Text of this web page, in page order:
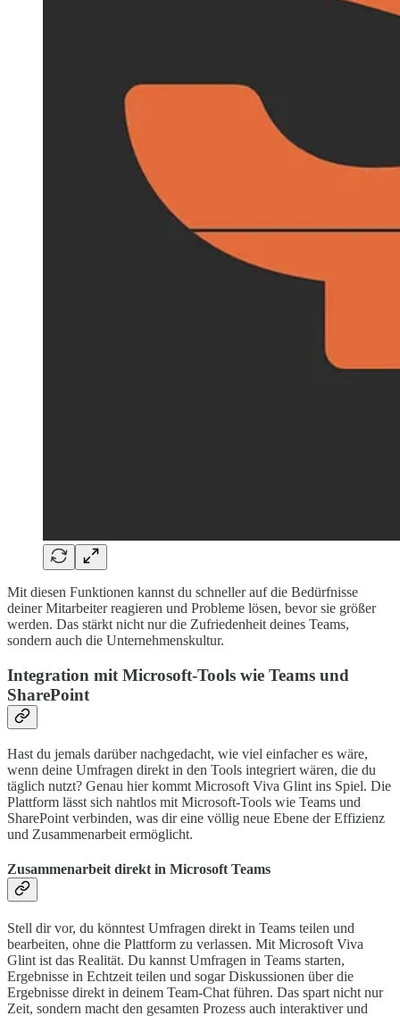
Mit diesen Funktionen kannst du schneller auf die Bedürfnisse
deiner Mitarbeiter reagieren und Probleme lösen, bevor sie größer
werden. Das stärkt nicht nur die Zufriedenheit deines Teams,
sondern auch die Unternehmenskultur.
Integration mit Microsoft-Tools wie Teams und
SharePoint
Hast du jemals darüber nachgedacht, wie viel einfacher es wäre,
wenn deine Umfragen direkt in den Tools integriert wären, die du
täglich nutzt? Genau hier kommt Microsoft Viva Glint ins Spiel. Die
Plattform lässt sich nahtlos mit Microsoft-Tools wie Teams und
SharePoint verbinden, was dir eine völlig neue Ebene der Effizienz
und Zusammenarbeit ermöglicht.
Zusammenarbeit direkt in Microsoft Teams
Stell dir vor, du könntest Umfragen direkt in Teams teilen und
bearbeiten, ohne die Plattform zu verlassen. Mit Microsoft Viva
Glint ist das Realität. Du kannst Umfragen in Teams starten,
Ergebnisse in Echtzeit teilen und sogar Diskussionen über die
Ergebnisse direkt in deinem Team-Chat führen. Das spart nicht nur
Zeit, sondern macht den gesamten Prozess auch interaktiver und